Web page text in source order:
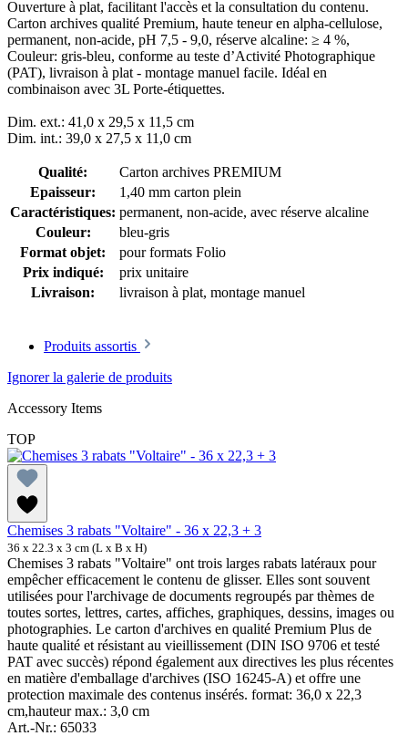
Ouverture à plat, facilitant l'accès et la consultation du contenu.
Carton archives qualité Premium, haute teneur en alpha-cellulose,
permanent, non-acide, pH 7,5 - 9,0, réserve alcaline: ≥ 4 %,
Couleur: gris-bleu, conforme au teste d’Activité Photographique
(PAT), livraison à plat - montage manuel facile. Idéal en
combinaison avec 3L Porte-étiquettes.
Dim. ext.: 41,0 x 29,5 x 11,5 cm
Dim. int.: 39,0 x 27,5 x 11,0 cm
Qualité:
Carton archives PREMIUM
Epaisseur:
1,40 mm carton plein
Caractéristiques: permanent, non-acide, avec réserve alcaline
Couleur:
bleu-gris
Format objet:
pour formats Folio
Prix indiqué:
prix unitaire
Livraison:
livraison à plat, montage manuel
Produits assortis
Ignorer la galerie de produits
Accessory Items
TOP
Chemises 3 rabats "Voltaire" - 36 x 22,3 + 3
36 x 22.3 x 3 cm (L x B x H)
Chemises 3 rabats "Voltaire" ont trois larges rabats latéraux pour
empêcher efficacement le contenu de glisser. Elles sont souvent
utilisées pour l'archivage de documents regroupés par thèmes de
toutes sortes, lettres, cartes, affiches, graphiques, dessins, images ou
photographies. Le carton d'archives en qualité Premium Plus de
haute qualité et résistant au vieillissement (DIN ISO 9706 et testé
PAT avec succès) répond également aux directives les plus récentes
en matière d'emballage d'archives (ISO 16245-A) et offre une
protection maximale des contenus insérés. format: 36,0 x 22,3
cm,hauteur max.: 3,0 cm
Art.-Nr.: 65033